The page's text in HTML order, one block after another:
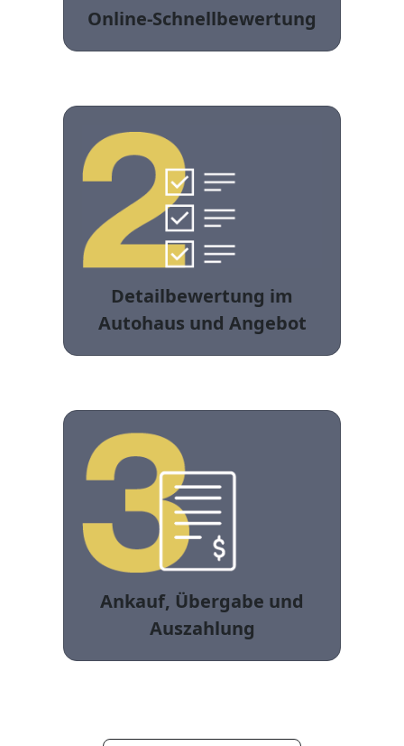
Online-Schnellbewertung
Detailbewertung im
Autohaus und Angebot
Ankauf, Übergabe und
Auszahlung